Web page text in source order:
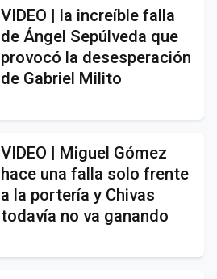
VIDEO | la increíble falla
de Ángel Sepúlveda que
provocó la desesperación
de Gabriel Milito
VIDEO | Miguel Gómez
hace una falla solo frente
a la portería y Chivas
todavía no va ganando